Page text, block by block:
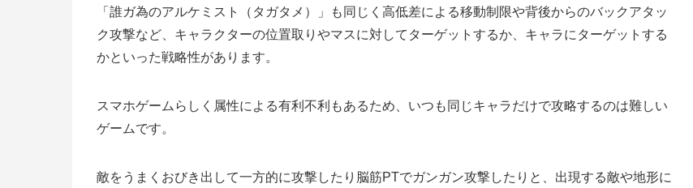
「誰ガ為のアルケミスト（タガタメ）」も同じく高低差による移動制限や背後からのバックアタッ
ク攻撃など、キャラクターの位置取りやマスに対してターゲットするか、キャラにターゲットする
かといった戦略性があります。
スマホゲームらしく属性による有利不利もあるため、いつも同じキャラだけで攻略するのは難しい
ゲームです。
敵をうまくおびき出して一方的に攻撃したり脳筋PTでガンガン攻撃したりと、出現する敵や地形に